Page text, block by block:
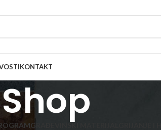
KONTAKT
Shop
GRAĐEVINSKI MATERIJAL